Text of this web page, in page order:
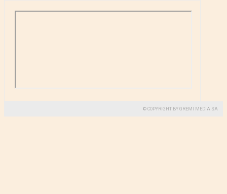
© COPYRIGHT BY GREMI MEDIA SA